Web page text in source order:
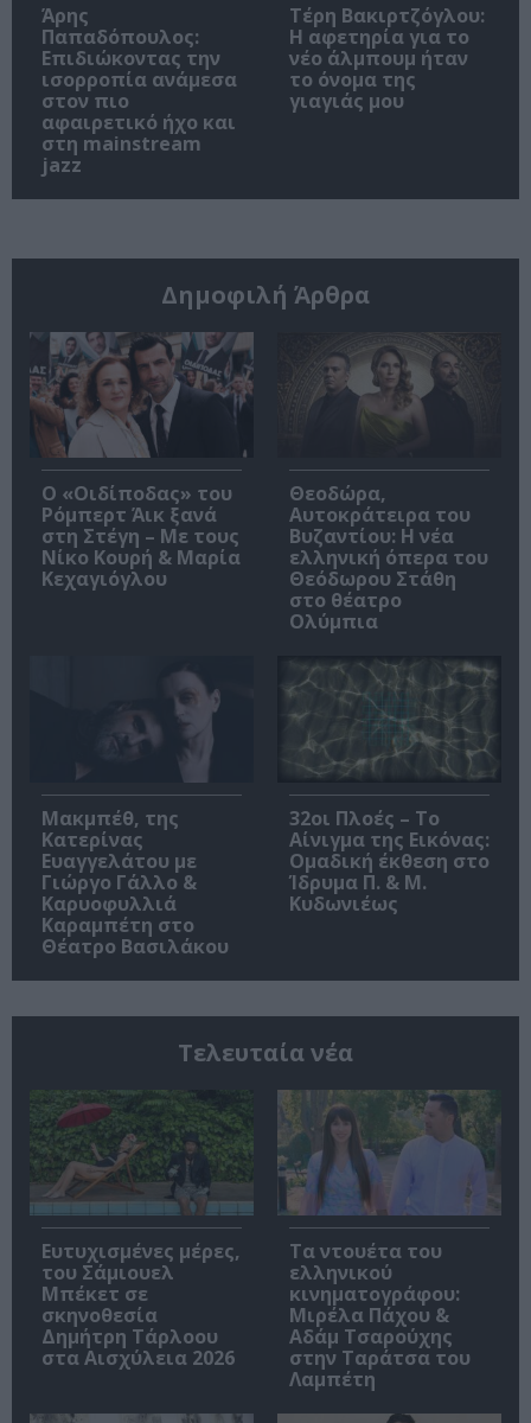
Άρης
Παπαδόπουλος:
Επιδιώκοντας την
ισορροπία ανάμεσα
στον πιο
αφαιρετικό ήχο και
στη mainstream
jazz
Τέρη Βακιρτζόγλου:
Η αφετηρία για το
νέο άλμπουμ ήταν
το όνομα της
γιαγιάς μου
Δημοφιλή Άρθρα
O «Οιδίποδας» του
Ρόμπερτ Άικ ξανά
στη Στέγη – Με τους
Νίκο Κουρή & Μαρία
Κεχαγιόγλου
Θεοδώρα,
Αυτοκράτειρα του
Βυζαντίου: Η νέα
ελληνική όπερα του
Θεόδωρου Στάθη
στο θέατρο
Ολύμπια
Μακμπέθ, της
Κατερίνας
Ευαγγελάτου με
Γιώργο Γάλλο &
Καρυοφυλλιά
Καραμπέτη στο
Θέατρο Βασιλάκου
32οι Πλοές – Το
Αίνιγμα της Εικόνας:
Ομαδική έκθεση στο
Ίδρυμα Π. & Μ.
Κυδωνιέως
Τελευταία νέα
Ευτυχισμένες μέρες,
του Σάμιουελ
Μπέκετ σε
σκηνοθεσία
Δημήτρη Τάρλοου
στα Αισχύλεια 2026
Τα ντουέτα του
ελληνικού
κινηματογράφου:
Μιρέλα Πάχου &
Αδάμ Τσαρούχης
στην Ταράτσα του
Λαμπέτη